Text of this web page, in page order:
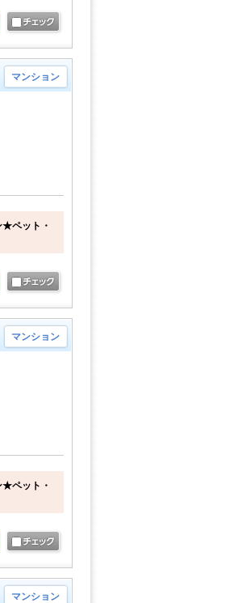
マンション
ペット・
マンション
ペット・
マンション